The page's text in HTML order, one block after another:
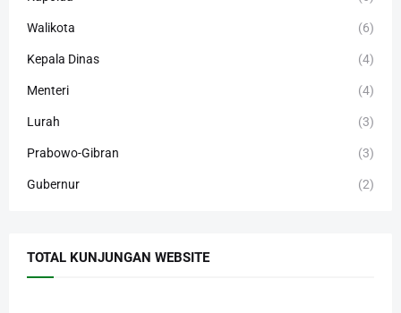
Walikota (6)
Kepala Dinas (4)
Menteri (4)
Lurah (3)
Prabowo-Gibran (3)
Gubernur (2)
TOTAL KUNJUNGAN WEBSITE